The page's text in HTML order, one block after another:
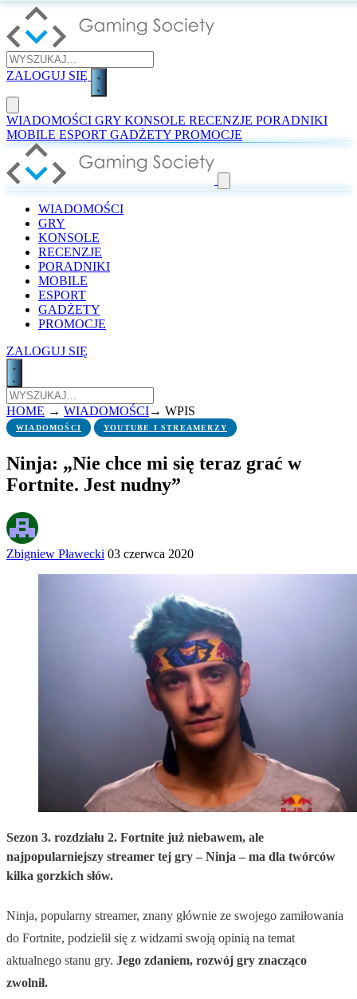
ZALOGUJ SIĘ
WIADOMOŚCI GRY KONSOLE RECENZJE PORADNIKI
MOBILE ESPORT GADŻETY PROMOCJE
WIADOMOŚCI
GRY
KONSOLE
RECENZJE
PORADNIKI
MOBILE
ESPORT
GADŻETY
PROMOCJE
ZALOGUJ SIĘ
HOME → WIADOMOŚCI→ WPIS
WIADOMOŚCI YOUTUBE I STREAMERZY
Ninja: „Nie chce mi się teraz grać w
Fortnite. Jest nudny”
Zbigniew Pławecki 03 czerwca 2020
Sezon 3. rozdziału 2. Fortnite już niebawem, ale
najpopularniejszy streamer tej gry – Ninja – ma dla twórców
kilka gorzkich słów.
Ninja, popularny streamer, znany głównie ze swojego zamiłowania
do Fortnite, podzielił się z widzami swoją opinią na temat
aktualnego stanu gry. Jego zdaniem, rozwój gry znacząco
zwolnił.